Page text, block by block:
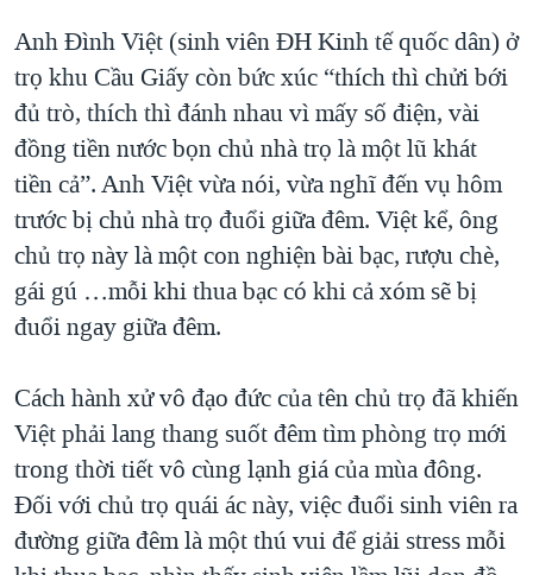
Anh Đình Việt (sinh viên ĐH Kinh tế quốc dân) ở
trọ khu Cầu Giấy còn bức xúc “thích thì chửi bới
đủ trò, thích thì đánh nhau vì mấy số điện, vài
đồng tiền nước bọn chủ nhà trọ là một lũ khát
tiền cả”. Anh Việt vừa nói, vừa nghĩ đến vụ hôm
trước bị chủ nhà trọ đuổi giữa đêm. Việt kể, ông
chủ trọ này là một con nghiện bài bạc, rượu chè,
gái gú …mỗi khi thua bạc có khi cả xóm sẽ bị
đuổi ngay giữa đêm.
Cách hành xử vô đạo đức của tên chủ trọ đã khiến
Việt phải lang thang suốt đêm tìm phòng trọ mới
trong thời tiết vô cùng lạnh giá của mùa đông.
Đối với chủ trọ quái ác này, việc đuổi sinh viên ra
đường giữa đêm là một thú vui để giải stress mỗi